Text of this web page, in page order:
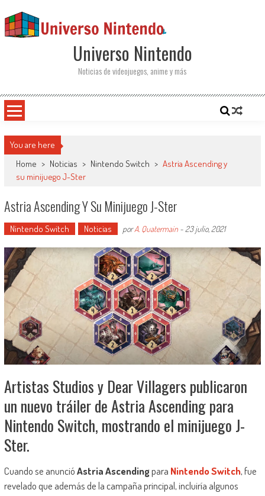
Universo Nintendo
Noticias de videojuegos, anime y más
You are here
Home > Noticias > Nintendo Switch > Astria Ascending y
su minijuego J-Ster
Astria Ascending Y Su Minijuego J-Ster
Nintendo Switch Noticias porA. Quatermain- 23 julio, 2021
Artistas Studios y Dear Villagers publicaron
un nuevo tráiler de Astria Ascending para
Nintendo Switch, mostrando el minijuego J-
Ster.
Cuando se anuncióAstria Ascendingpara Nintendo Switch, fue
revelado que además de la campaña principal, incluiría algunos